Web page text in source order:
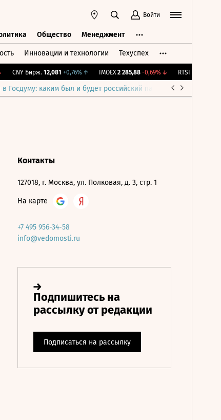
Войти
Общество Менеджмент
Инновации и технологии Техуспех
CNY Бирж. 12,081 +0,76%↑ IMOEX 2 285,88 -0,69%↓ RTSI 884,56
Госдуму: каким был и будет российский парламент
Контакты
127018, г. Москва, ул. Полковая, д. 3, стр. 1
На карте
+7 495 956-34-58
info@vedomosti.ru